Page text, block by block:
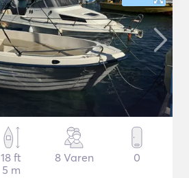
18 ft
5 m
8 Varen 0